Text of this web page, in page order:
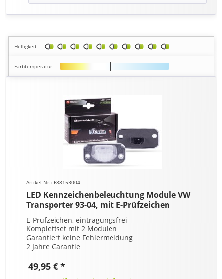
Helligkeit
Farbtemperatur
Artikel-Nr.: B88153004
LED Kennzeichenbeleuchtung Module VW
Transporter 93-04, mit E-Prüfzeichen
E-Prüfzeichen, eintragungsfrei
Komplettset mit 2 Modulen
Garantiert keine Fehlermeldung
2 Jahre Garantie
49,95 € *